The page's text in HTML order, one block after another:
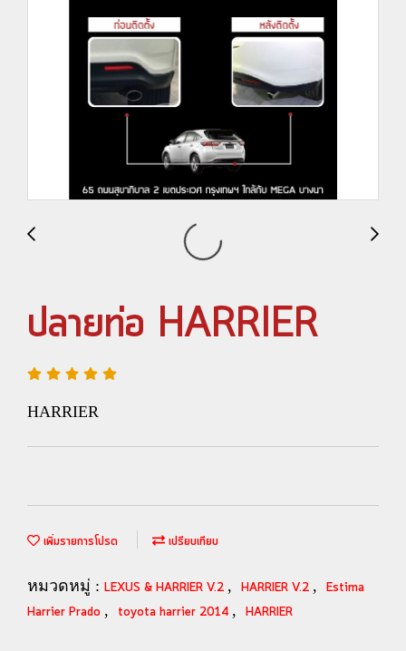
ปลายท่อ HARRIER
HARRIER
เพิ่มรายการโปรด เปรียบเทียบ
หมวดหมู่ : LEXUS & HARRIER V.2 , HARRIER V.2 , Estima
Harrier Prado , toyota harrier 2014 , HARRIER